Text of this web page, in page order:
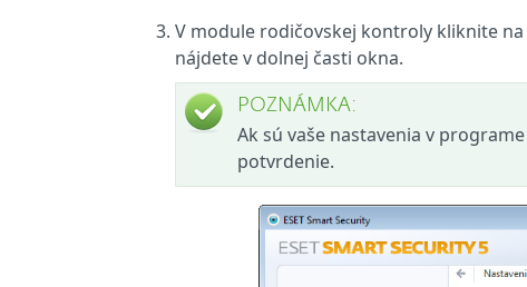
V module rodičovskej kontroly kliknite
nájdete v dolnej časti okna.
POZNÁMKA:
Ak sú vaše nastavenia v
potvrdenie.